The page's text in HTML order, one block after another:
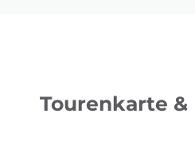
Tourenkarte